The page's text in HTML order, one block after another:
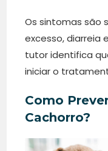
Os sintomas são
excesso, diarreia
tutor identifica
iniciar o
Como
Cachorro?